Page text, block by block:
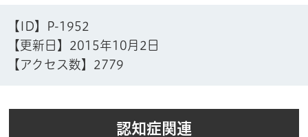
【ID】
P-1952
【更新日】 2015年10月2日
【アクセス数】 2779
認知症関連